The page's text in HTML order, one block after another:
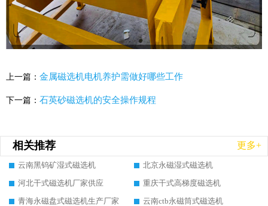
上一篇： 金属磁选机电机养护需做好哪些工作
下一篇： 石英砂磁选机的安全操作规程
相关推荐 更多+
云南黑钨矿湿式磁选机
北京永磁湿式磁选机
河北干式磁选机厂家供应
重庆干式高梯度磁选机
青海永磁盘式磁选机生产厂家
云南ctb永磁筒式磁选机